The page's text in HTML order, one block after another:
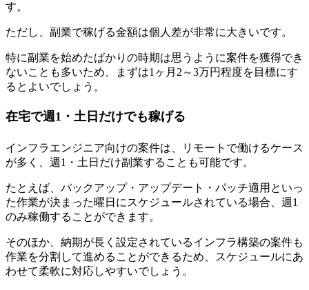
す。
ただし、 副業で稼げる金額は個人差が非常に大きいです。
特に副業を始めたばかりの時期は思うように案件を獲得でき
ないことも多いため、まずは1ヶ月2～3万円程度を目標にす
るとよいでしょう。
在宅で週1・土日だけでも稼げる
インフラエンジニア向けの案件は、リモートで働けるケース
が多く、週1・土日だけ副業することも可能です。
たとえば、バックアップ・アップデート・パッチ適用といっ
た作業が決まった曜日にスケジュールされている場合、週1
のみ稼働することができます。
そのほか、 納期が長く設定されているインフラ構築の案件も
作業を分割して進めることができるため、スケジュールにあ
わせて柔軟に対応しやすいでしょう。